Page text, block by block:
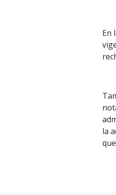
En
la